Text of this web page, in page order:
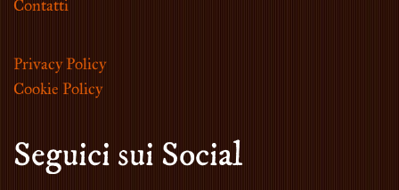
Contatti
Privacy Policy
Cookie Policy
Seguici sui Social